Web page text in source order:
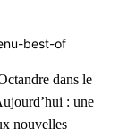
best-of
dans le
: une
nouvelles